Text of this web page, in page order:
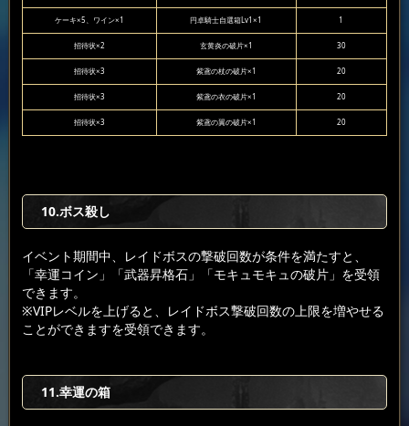
ケーキ×5、ワイン×1 円卓騎士自選箱Lv1×1 1
招待状×2 玄黄炎の破片×1 30
招待状×3 紫鳶の杖の破片×1 20
招待状×3 紫鳶の衣の破片×1 20
招待状×3 紫鳶の翼の破片×1 20
10.ボス殺し
イベント期間中、レイドボスの撃破回数が条件を満たすと、
「幸運コイン」「武器昇格石」「モキュモキュの破片」を受領
できます。
※VIPレベルを上げると、レイドボス撃破回数の上限を増やせる
ことができますを受領できます。
11.幸運の箱